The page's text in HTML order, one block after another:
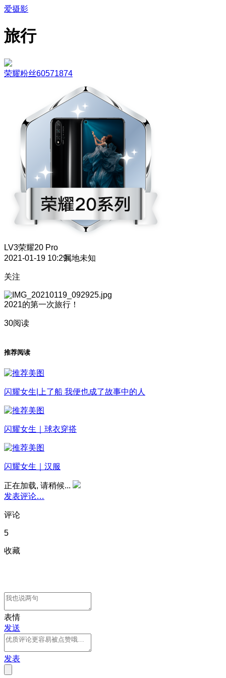
爱摄影
旅行
荣耀粉丝60571874
LV3荣耀20 Pro
2021-01-19 10:29属地未知
关注
2021的第一次旅行！
30阅读
推荐阅读
闪耀女生|上了船 我便也成了故事中的人
闪耀女生｜球衣穿搭
闪耀女生｜汉服
正在加载, 请稍候...
发表评论…
评论
5
收藏
表情
发送
发表